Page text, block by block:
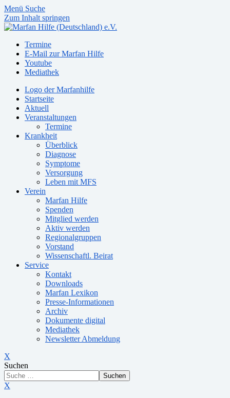
Menü Suche
Zum Inhalt springen
Termine
E-Mail zur Marfan Hilfe
Youtube
Mediathek
Logo der Marfanhilfe
Startseite
Aktuell
Veranstaltungen
Termine
Krankheit
Überblick
Diagnose
Symptome
Versorgung
Leben mit MFS
Verein
Marfan Hilfe
Spenden
Mitglied werden
Aktiv werden
Regionalgruppen
Vorstand
Wissenschaftl. Beirat
Service
Kontakt
Downloads
Marfan Lexikon
Presse-Informationen
Archiv
Dokumente digital
Mediathek
Newsletter Abmeldung
X
Suchen
Suchen
X